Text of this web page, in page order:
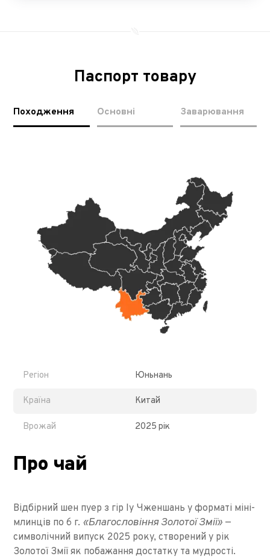
Паспорт товару
Походження Основні Заварювання
Регіон Юньнань
Країна Китай
Врожай 2025 рік
Про чай
Відбірний шен пуер з гір Іу Чженшань у форматі міні-
млинців по 6 г. «Благословіння Золотої Змії» —
символічний випуск 2025 року, створений у рік
Золотої Змії як побажання достатку та мудрості.